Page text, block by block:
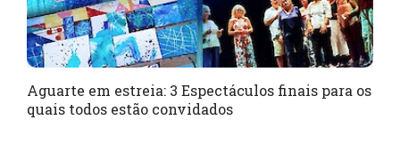
Aguarte em estreia: 3 Espectáculos finais para os
quais todos estão convidados